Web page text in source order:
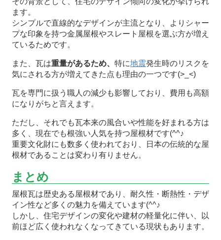
ます。
シンプルで直線的なデザインが主流となり、よりシャー
プな印象を持つ金属屋根やスレート屋根を選ぶ方が増え
ているためです。
また、瓦は重量があるため、 特に地震発生時のリスクを
気にされる方が増えてきた点も理由の一つです(>_<)
瓦を専門に扱う職人の減少も影響しており、費用も高額
になりがちと言えます。
ただし、それでも瓦本来の風合いや性能を好まれる方は
多く、現在でも根強い人気を持つ屋根材です(^^♪
重要文化財にも数多く使われており、日本の伝統的な屋
根材であることは変わり有りません。
まとめ
屋根瓦は歴史ある屋根材であり、耐久性・断熱性・デザ
イン性など多くの魅力を備えています(^^♪
しかし、住宅デザインの変化や建材の軽量化に伴い、以
前ほど広く使われなくなってきている現状もあります。